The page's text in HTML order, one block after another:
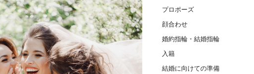
プロポーズ
顔合わせ
婚約指輪・結婚指輪
入籍
結婚に向けての準備